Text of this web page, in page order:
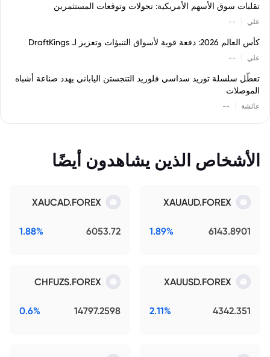
تقلبات سوق الأسهم الأمريكية: تحولات وتوقعات المستثمرين
علي --
كأس العالم 2026: دفعة قوية لأسواق التنبؤات وتعزيز لـ DraftKings
علي --
تعطّل سلسلة توريد سداسي فلوريد التنجستن الياباني يهدد صناعة أشباه
الموصلات
عائشة --
الأشخاص الذين يشاهدون أيضًا
XAUAUD.FOREX
6143.8901
1.89%
XAUCAD.FOREX
6053.72
1.88%
XAUUSD.FOREX
4342.351
2.11%
CHFUZS.FOREX
14797.2598
0.6%